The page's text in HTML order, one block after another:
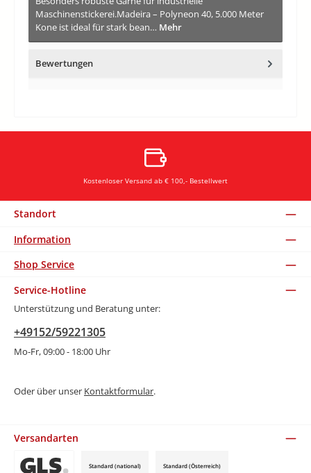
Maschinenstickerei.Madeira – Polyneon 40, 5.000 Meter
Kone ist ideal für stark bean… Mehr
Bewertungen
Kostenloser Versand ab € 100,- Bestellwert
Standort
Information
Shop Service
Service-Hotline
Unterstützung und Beratung unter:
+49152/59221305
Mo-Fr, 09:00 - 18:00 Uhr
Oder über unser Kontaktformular.
Versandarten
Standard (national) Standard (Österreich)